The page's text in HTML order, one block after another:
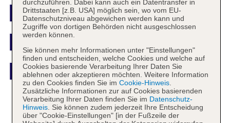
Hampton by
Hilton Berlin City
East Side Gallery
Das bietet Ihre Unterkunft
durchzuführen. Dabei kann auch ein Datentransfer in
Drittstaaten [z.B. USA] möglich sein, wo vom EU-
Datenschutzniveau abgewichen werden kann und
Zugriffe von dortigen Behörden nicht ausgeschlossen
werden können.
Sie können mehr Informationen unter "Einstellungen"
finden und entscheiden, welche Cookies und welche auf
Cookies basierende Verarbeitung Ihrer Daten Sie
ablehnen oder akzeptieren möchten. Weitere Information
zu den Cookies finden Sie im Cookie-Hinweis.
Zusätzliche Informationen zur auf Cookies basierenden
Verarbeitung Ihrer Daten finden Sie im Datenschutz-
Hinweis. Sie können zudem jederzeit Ihre Entscheidung
über "Cookie-Einstellungen" [in der Fußzeile der